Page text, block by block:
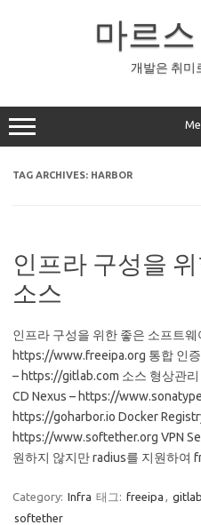
마르
개발은 취미
TAG ARCHIVES: HARBOR
인프라 구성을
소스
인프라 구성을 위한 좋은 소프트웨
https://www.freeipa.org 통합 인증
– https://gitlab.com 소스 형상관
CD Nexus – https://
https://goharbor.io Docker
https://www.softether.org VPN
원하지 않지만 radius를 지원하여
Category: Infra 태그: freeipa , gitlab
softether